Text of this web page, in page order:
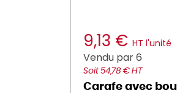
9,13 € HT l'unité
Vendu par 6
Soit 54,78 € HT
Carafe avec